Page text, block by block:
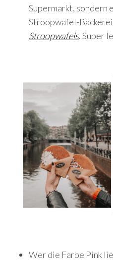
Supermarkt, sondern
Stroopwafel-
Stroopwafels. Super
Wer die Farbe Pink